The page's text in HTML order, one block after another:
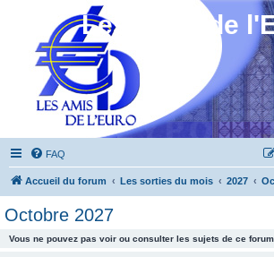
Les Amis de
FAQ
Accueil du forum Les sorties du mois 2027
Octobre 2027
Vous ne pouvez pas voir ou consulter les sujets de ce forum.